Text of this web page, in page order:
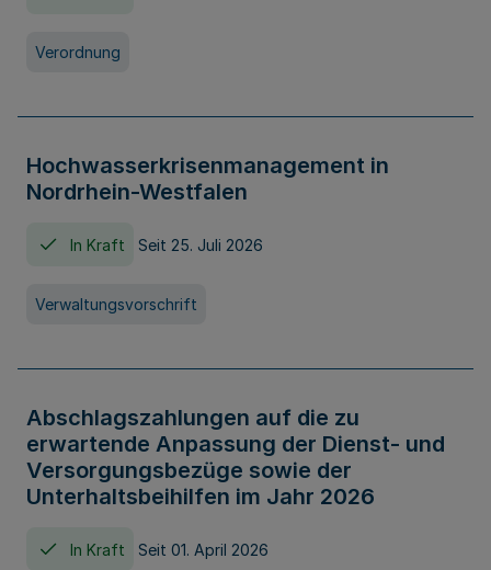
Verordnung
Hochwasserkrisenmanagement in
Nordrhein-Westfalen
In Kraft Seit 25. Juli 2026
Verwaltungsvorschrift
Abschlagszahlungen auf die zu
erwartende Anpassung der Dienst- und
Versorgungsbezüge sowie der
Unterhaltsbeihilfen im Jahr 2026
In Kraft Seit 01. April 2026